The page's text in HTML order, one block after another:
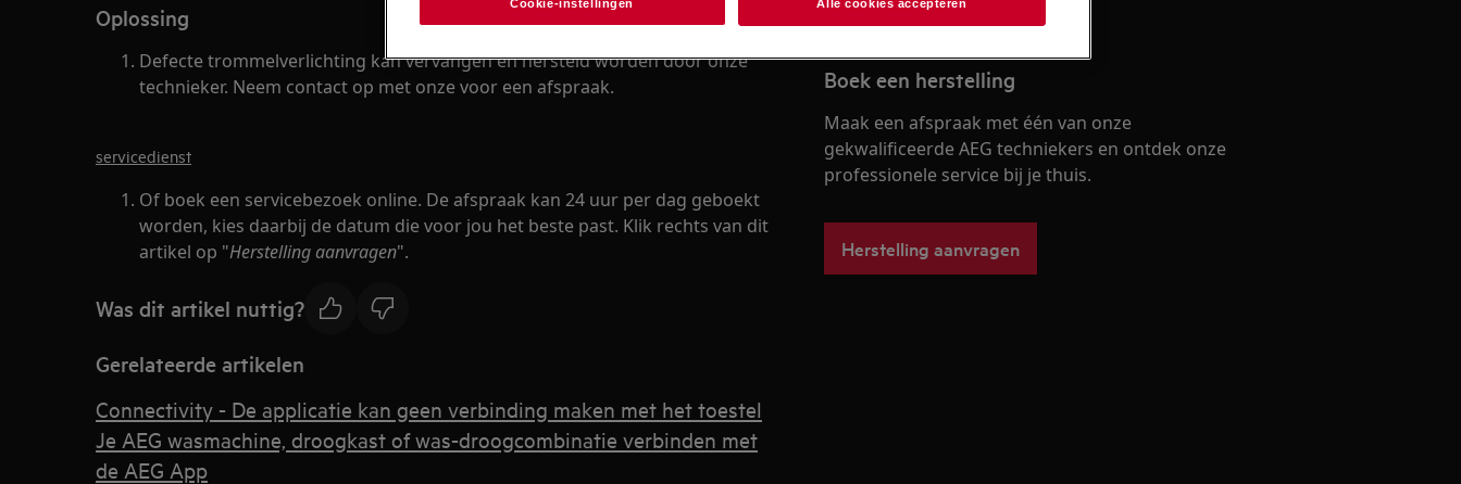
Oplossing
Defecte trommelverlichting kan vervangen en hersteld worden door onze
technieker. Neem contact op met onze voor een afspraak.
servicedienst
Of boek een servicebezoek online. De afspraak kan 24 uur per dag geboekt
worden, kies daarbij de datum die voor jou het beste past. Klik rechts van dit
artikel op "Herstelling aanvragen".
Was dit artikel nuttig?
Gerelateerde artikelen
Connectivity - De applicatie kan geen verbinding maken met het toestel
Je AEG wasmachine, droogkast of was-droogcombinatie verbinden met
de AEG App
Boek een herstelling
Maak een afspraak met één van onze
gekwalificeerde AEG techniekers en ontdek onze
professionele service bij je thuis.
Herstelling aanvragen
Cookie-instellingen Alle cookies accepteren